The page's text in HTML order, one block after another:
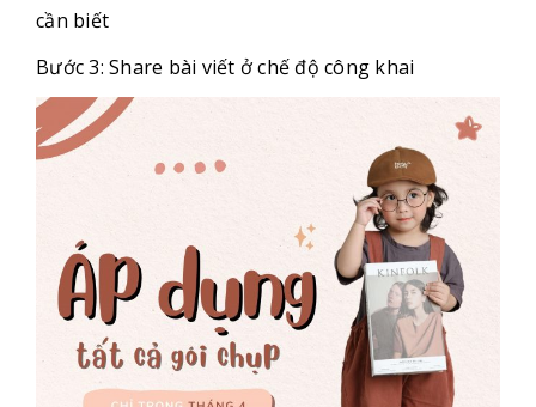
cần biết
Bước 3: Share bài viết ở chế độ công khai